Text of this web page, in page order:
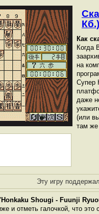
Кб.)
Как
Когда
на
Супер
даже
(или
там
Эту игру
Shougi - Fuunji
и отметь галочкой, что это